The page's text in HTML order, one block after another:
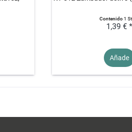
Contenido1
1,39 € *
Añade